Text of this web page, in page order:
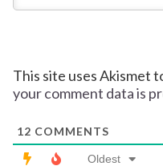
This site uses Akismet
your comment data is
12 COMMENTS
Oldest